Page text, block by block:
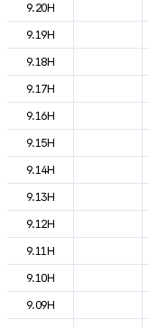
9.20H
9.19H
9.18H
9.17H
9.16H
9.15H
9.14H
9.13H
9.12H
9.11H
9.10H
9.09H